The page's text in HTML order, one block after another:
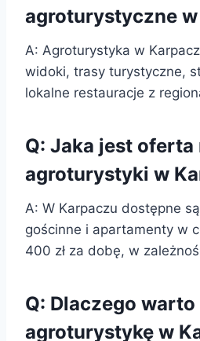
agroturystyczne
A: Agroturystyka w
widoki, trasy turystyczne,
lokalne restauracje z
Q: Jaka jest
agroturystyki w
A: W Karpaczu dostępne
gościnne i apartamenty w
400 zł za dobę, w
Q: Dlaczego
agroturystykę w